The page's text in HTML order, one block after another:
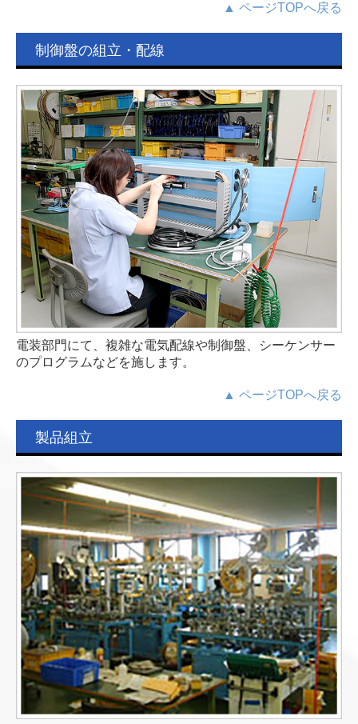
▲ ページTOPへ戻る
制御盤の組立・配線
電装部門にて、複雑な電気配線や制御盤、シーケンサー
のプログラムなどを施します。
▲ ページTOPへ戻る
製品組立